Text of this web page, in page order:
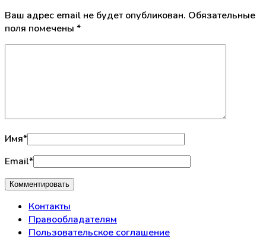
Ваш адрес email не будет опубликован. Обязательные
поля помечены *
Имя*
Email*
Контакты
Правообладателям
Пользовательское соглашение